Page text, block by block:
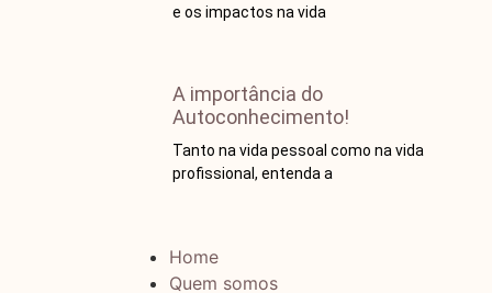
e os impactos na vida
A importância do
Autoconhecimento!
Tanto na vida pessoal como na vida
profissional, entenda a
Home
Quem somos